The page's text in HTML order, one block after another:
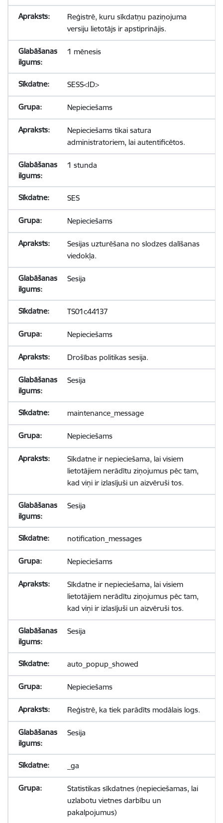
Reģistrē, kuru sīkdatņu paziņojuma
versiju lietotājs ir apstiprinājis.
1 mēnesis
SESS<ID>
Nepieciešams
Nepieciešams tikai satura
administratoriem, lai autentificētos.
1 stunda
SES
Nepieciešams
Sesijas uzturēšana no slodzes dalīšanas
viedokļa.
Sesija
TS01c44137
Nepieciešams
Drošības politikas sesija.
Sesija
maintenance_message
Nepieciešams
Sīkdatne ir nepieciešama, lai visiem
lietotājiem nerādītu ziņojumus pēc tam,
kad viņi ir izlasījuši un aizvēruši tos.
Sesija
notification_messages
Nepieciešams
Sīkdatne ir nepieciešama, lai visiem
lietotājiem nerādītu ziņojumus pēc tam,
kad viņi ir izlasījuši un aizvēruši tos.
Sesija
auto_popup_showed
Nepieciešams
Reģistrē, ka tiek parādīts modālais logs.
Sesija
_ga
Statistikas sīkdatnes (nepieciešamas, lai
uzlabotu vietnes darbību un
pakalpojumus)